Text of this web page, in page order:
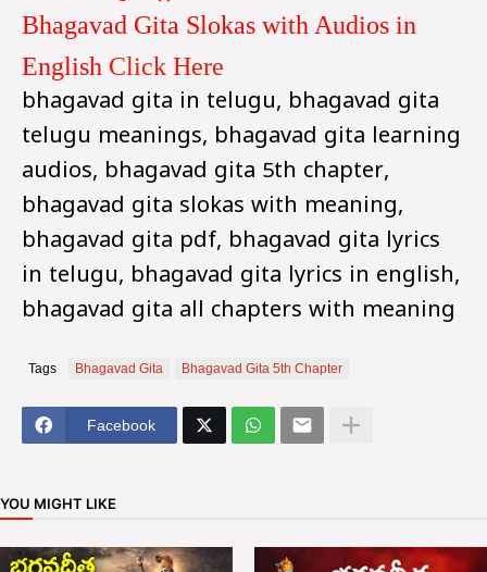
Bhagavad Gita Slokas with Audios in
English Click Here
bhagavad gita in telugu, bhagavad gita
telugu meanings, bhagavad gita learning
audios, bhagavad gita 5th chapter,
bhagavad gita slokas with meaning,
bhagavad gita pdf, bhagavad gita lyrics
in telugu, bhagavad gita lyrics in english,
bhagavad gita all chapters with meaning
Tags Bhagavad Gita Bhagavad Gita 5th Chapter
Facebook
YOU MIGHT LIKE